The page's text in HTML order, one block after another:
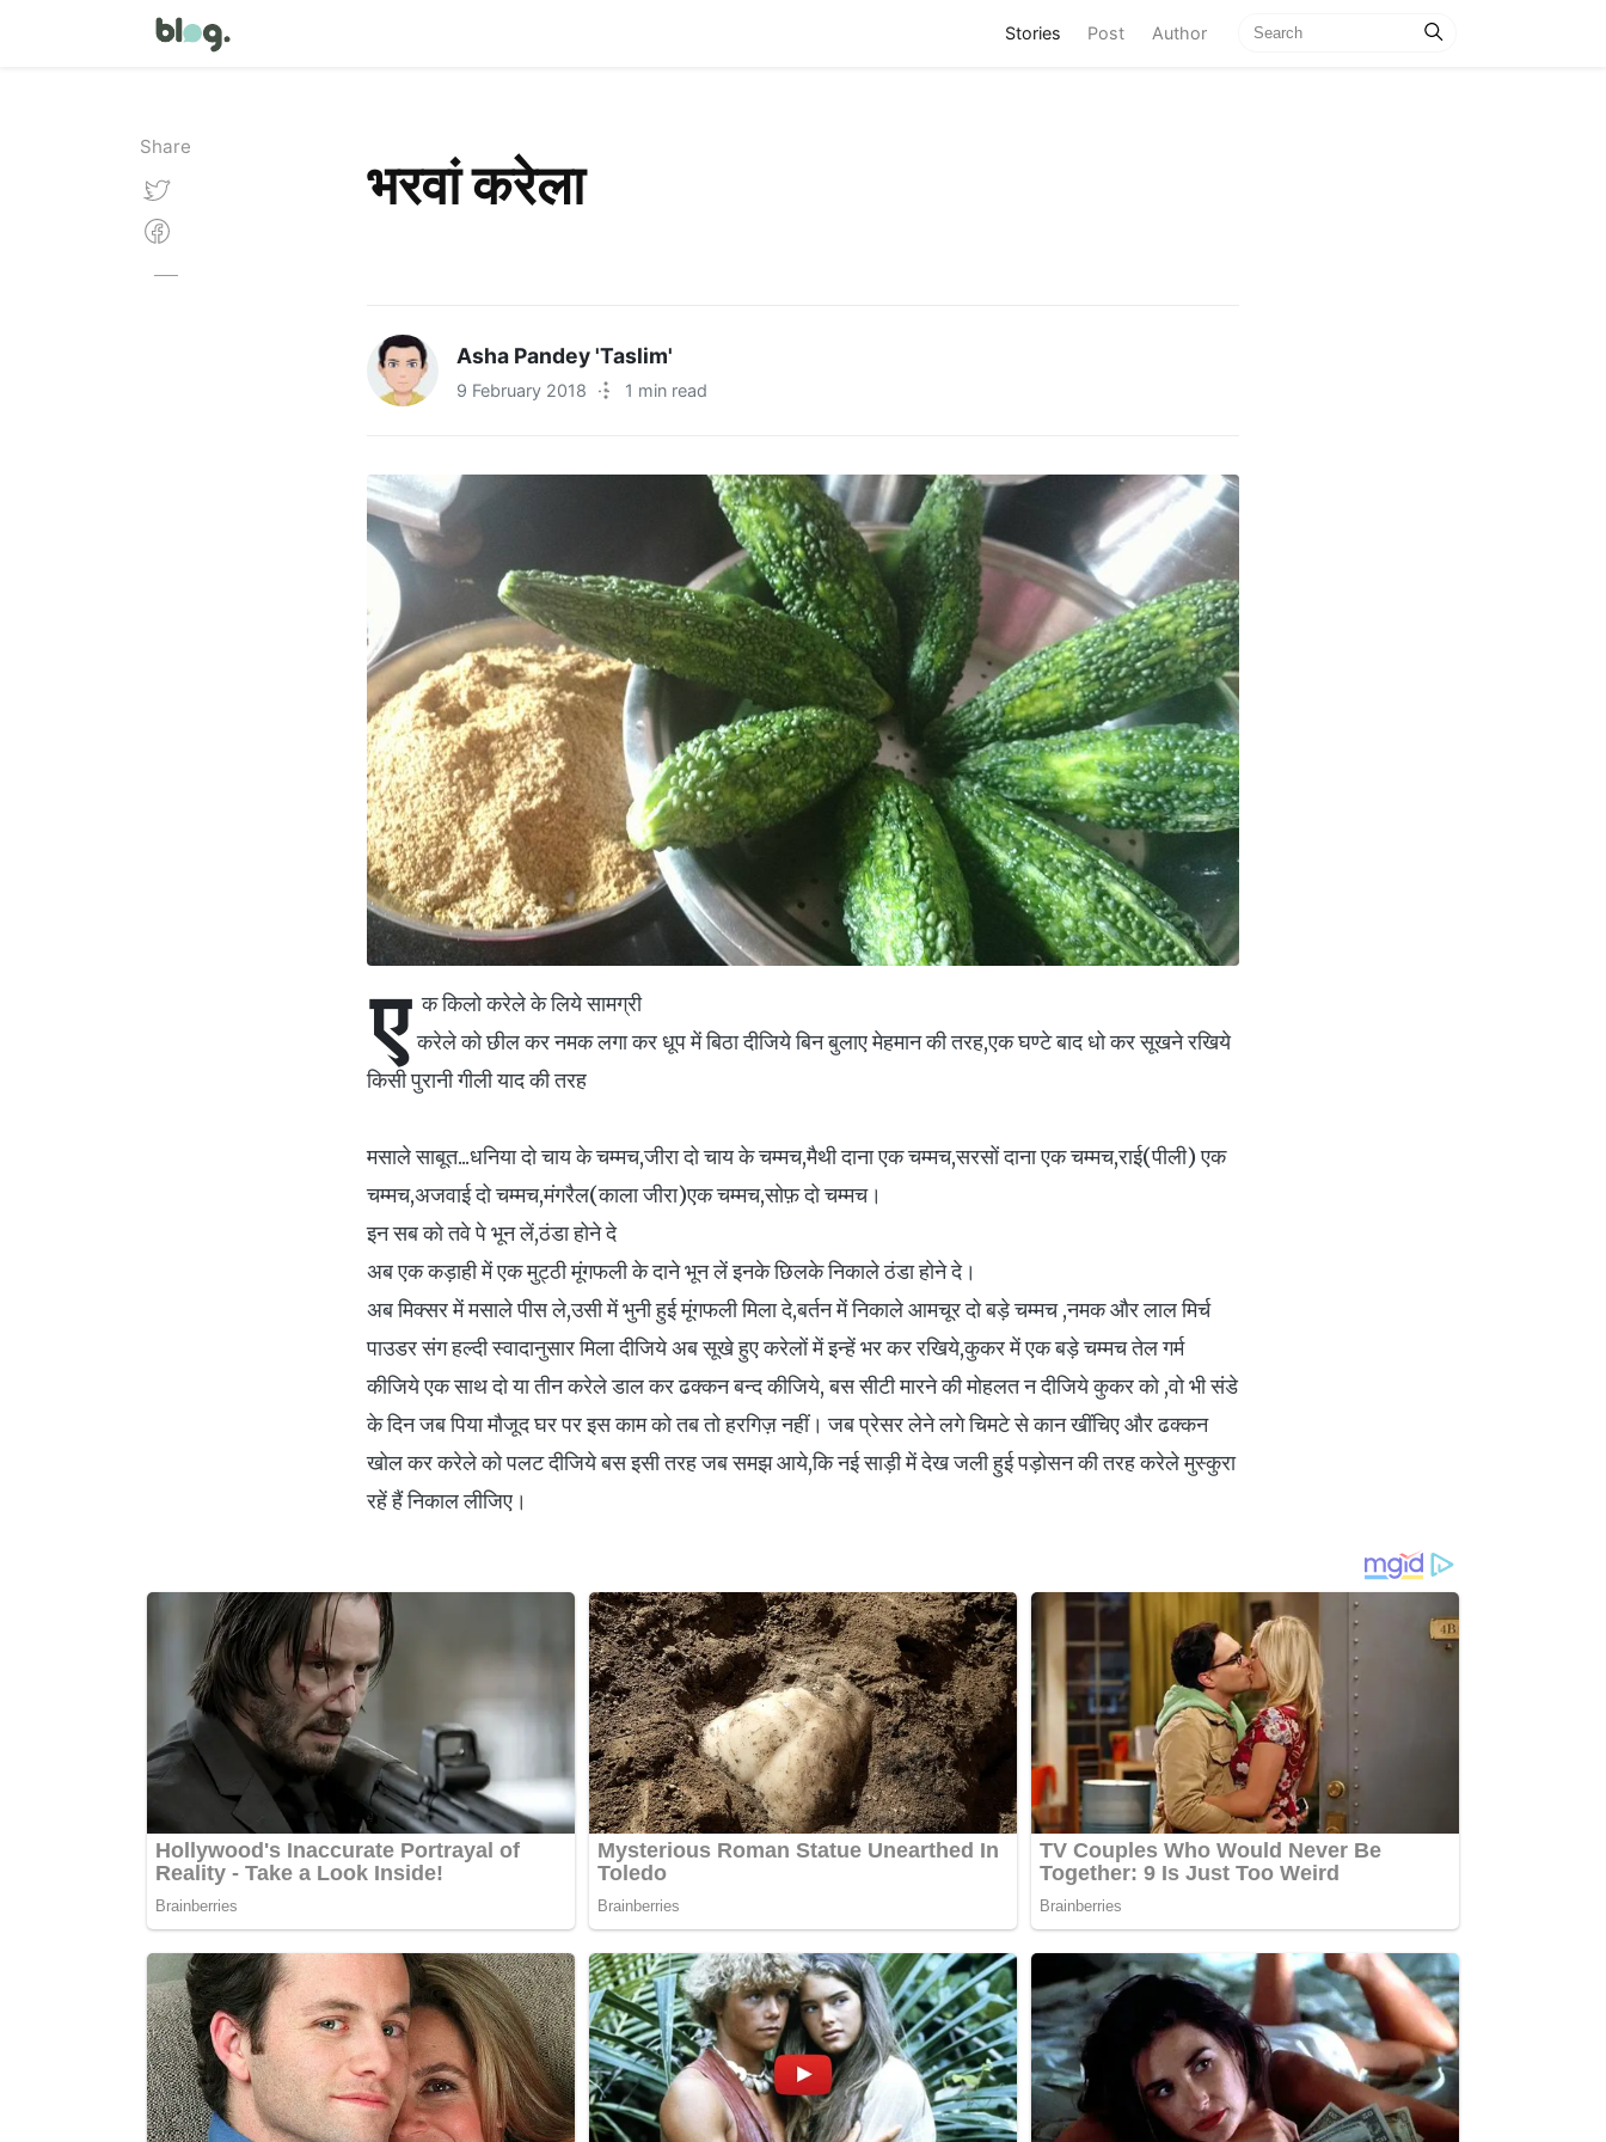
Stories (current)
Post Author
Share
भरवां करेला
Asha Pandey 'Taslim'
9 February 2018 · 1 min read
ए क किलो करेले के लिये सामग्री
करेले को छील कर नमक लगा कर धूप में बिठा दीजिये बिन बुलाए मेहमान की तरह,एक घण्टे बाद धो कर सूखने रखिये
किसी पुरानी गीली याद की तरह
मसाले साबूत...धनिया दो चाय के चम्मच,जीरा दो चाय के चम्मच,मैथी दाना एक चम्मच,सरसों दाना एक चम्मच,राई(पीली) एक
चम्मच,अजवाई दो चम्मच,मंगरैल(काला जीरा)एक चम्मच,सोफ़ दो चम्मच।
इन सब को तवे पे भून लें,ठंडा होने दे
अब एक कड़ाही में एक मुट्ठी मूंगफली के दाने भून लें इनके छिलके निकाले ठंडा होने दे।
अब मिक्सर में मसाले पीस ले,उसी में भुनी हुई मूंगफली मिला दे,बर्तन में निकाले आमचूर दो बड़े चम्मच ,नमक और लाल मिर्च
पाउडर संग हल्दी स्वादानुसार मिला दीजिये अब सूखे हुए करेलों में इन्हें भर कर रखिये,कुकर में एक बड़े चम्मच तेल गर्म
कीजिये एक साथ दो या तीन करेले डाल कर ढक्कन बन्द कीजिये, बस सीटी मारने की मोहलत न दीजिये कुकर को ,वो भी संडे
के दिन जब पिया मौजूद घर पर इस काम को तब तो हरगिज़ नहीं। जब प्रेसर लेने लगे चिमटे से कान खींचिए और ढक्कन
खोल कर करेले को पलट दीजिये बस इसी तरह जब समझ आये,कि नई साड़ी में देख जली हुई पड़ोसन की तरह करेले मुस्कुरा
रहें हैं निकाल लीजिए।